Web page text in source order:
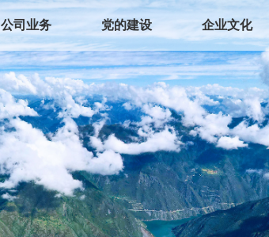
公司业务 党的建设 企业文化